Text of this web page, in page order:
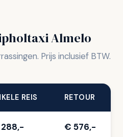
Almelo
Prijs inclusief BTW.
REIS RETOUR
€ 576,-